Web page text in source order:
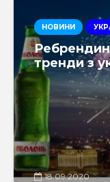
НОВИНИ
тренди з
18.09.2020